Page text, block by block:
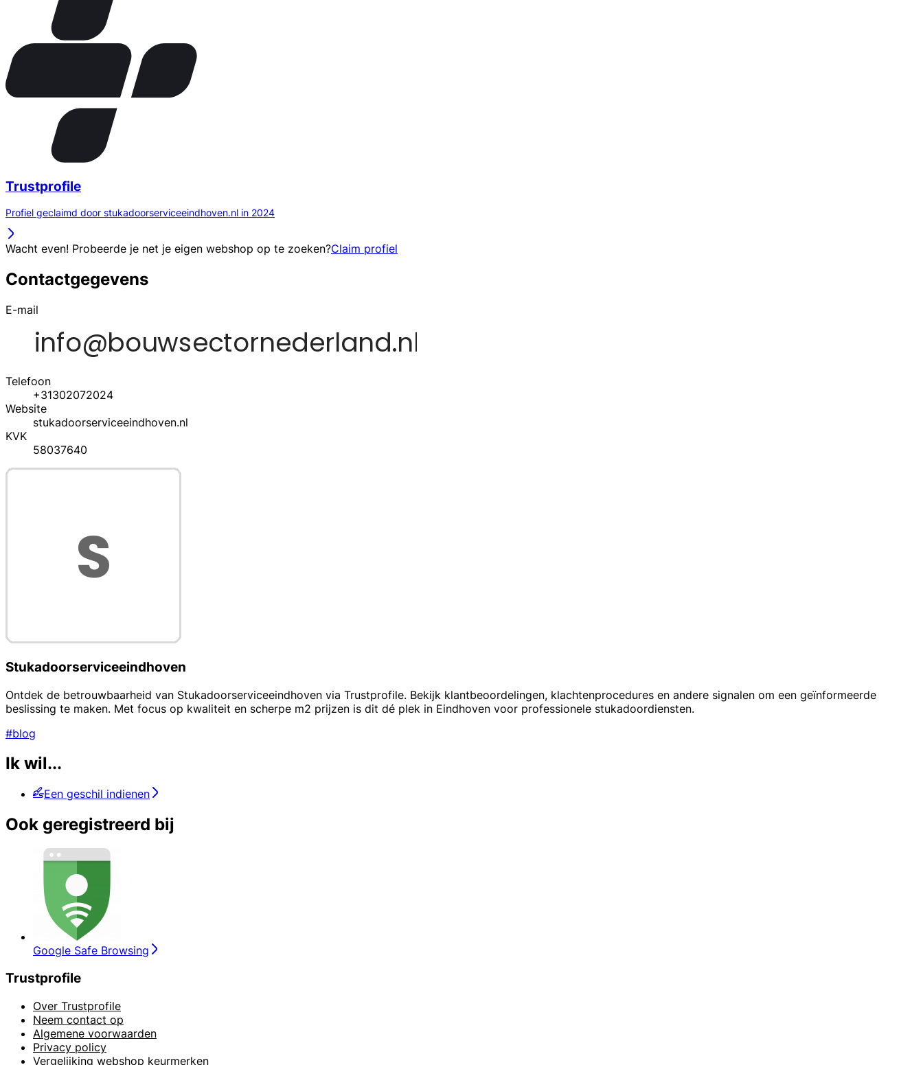
Trustprofile
Profiel geclaimd door stukadoorserviceeindhoven.nl in 2024
Wacht even! Probeerde je net je eigen webshop op te zoeken?Claim profiel
Contactgegevens
E-mail
Telefoon
+31302072024
Website
stukadoorserviceeindhoven.nl
KVK
58037640
Stukadoorserviceeindhoven
Ontdek de betrouwbaarheid van Stukadoorserviceeindhoven via Trustprofile. Bekijk klantbeoordelingen, klachtenprocedures en andere signalen om een geïnformeerde
beslissing te maken. Met focus op kwaliteit en scherpe m2 prijzen is dit dé plek in Eindhoven voor professionele stukadoordiensten.
#blog
Ik wil...
Een geschil indienen
Ook geregistreerd bij
Google Safe Browsing
Trustprofile
Over Trustprofile
Neem contact op
Algemene voorwaarden
Privacy policy
Vergelijking webshop keurmerken